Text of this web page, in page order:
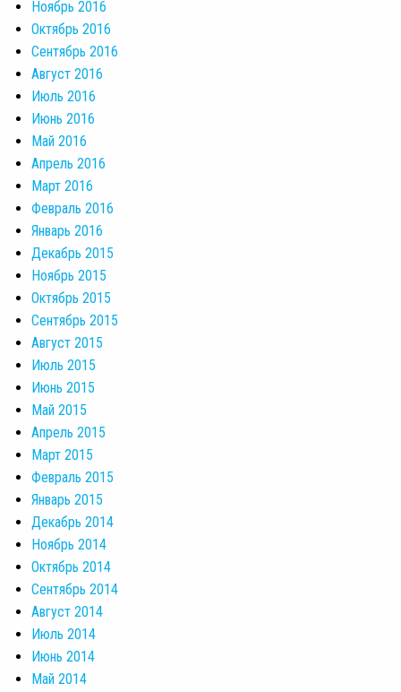
Ноябрь 2016
Октябрь 2016
Сентябрь 2016
Август 2016
Июль 2016
Июнь 2016
Май 2016
Апрель 2016
Март 2016
Февраль 2016
Январь 2016
Декабрь 2015
Ноябрь 2015
Октябрь 2015
Сентябрь 2015
Август 2015
Июль 2015
Июнь 2015
Май 2015
Апрель 2015
Март 2015
Февраль 2015
Январь 2015
Декабрь 2014
Ноябрь 2014
Октябрь 2014
Сентябрь 2014
Август 2014
Июль 2014
Июнь 2014
Май 2014